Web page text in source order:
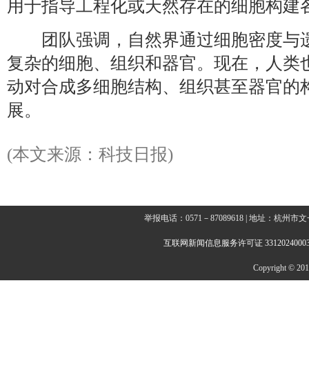
用于指导工程化或天然存在的细胞构建
团队强调，自然界通过细胞密度与
复杂的细胞、组织和器官。现在，人类
动对合成多细胞结构、组织甚至器官的
展。
(本文来源：科技日报)
举报电话：0571－87089618 | 地址：杭州市
互联网新闻信息服务许可证
Copyright ©